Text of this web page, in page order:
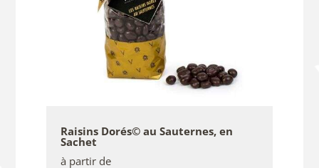
Raisins Dorés© au Sauternes, en
Sachet
à partir de